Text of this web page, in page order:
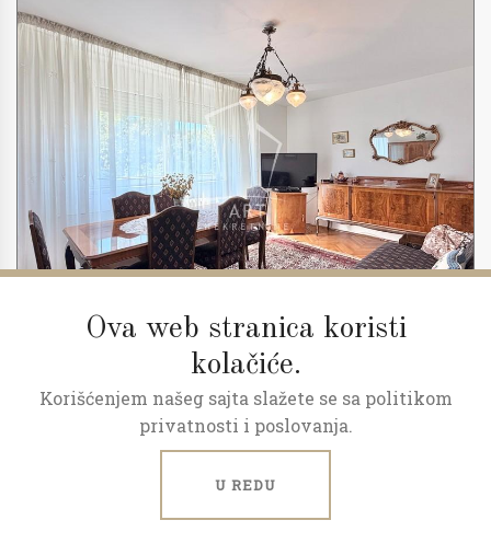
Ova web stranica koristi
kolačiće.
Korišćenjem našeg sajta slažete se sa politikom
privatnosti i poslovanja.
U REDU
3.0 72 m2 8/10
Stan na odličnoj lokaciji